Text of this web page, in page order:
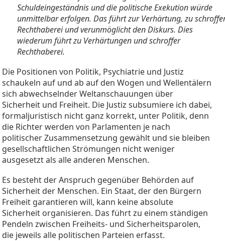
Schuldeingeständnis und die politische Exekution würde
unmittelbar erfolgen. Das führt zur Verhärtung, zu
Rechthaberei und verunmöglicht den Diskurs. Dies
wiederum führt zu Verhärtungen und schroffer
Rechthaberei.
Die Positionen von Politik, Psychiatrie und Justiz
schaukeln auf und ab auf den Wogen und Wellentälern
sich abwechselnder Weltanschauungen über
Sicherheit und Freiheit. Die Justiz subsumiere ich dabei,
formaljuristisch nicht ganz korrekt, unter Politik, denn
die Richter werden von Parlamenten je nach
politischer Zusammensetzung gewählt und sie bleiben
gesellschaftlichen Strömungen nicht weniger
ausgesetzt als alle anderen Menschen.
Es besteht der Anspruch gegenüber Behörden auf
Sicherheit der Menschen. Ein Staat, der den Bürgern
Freiheit garantieren will, kann keine absolute
Sicherheit organisieren. Das führt zu einem ständigen
Pendeln zwischen Freiheits- und Sicherheitsparolen,
die jeweils alle politischen Parteien erfasst.